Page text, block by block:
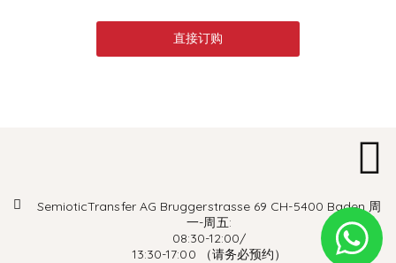
直接订购
SemioticTransfer AG Bruggerstrasse 69 CH-5400 Baden 周
一-周五:
08:30-12:00/
13:30-17:00 （请务必预约）